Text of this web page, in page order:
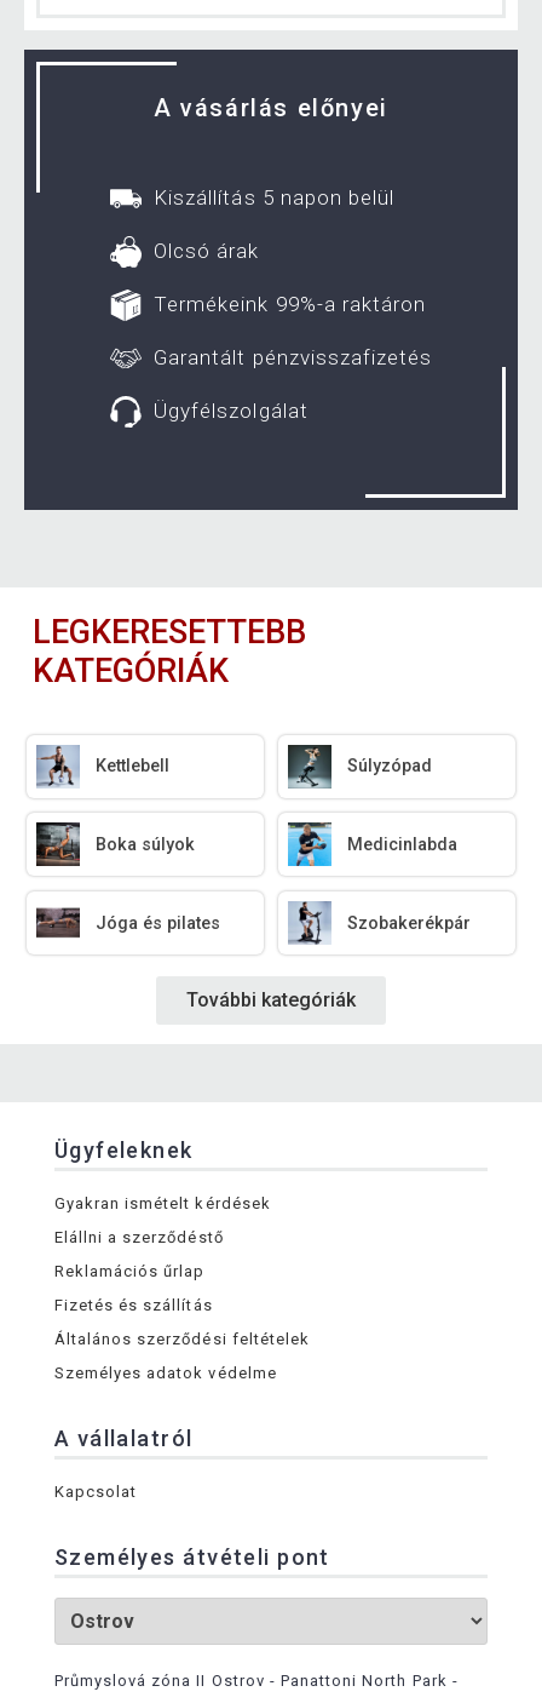
A vásárlás előnyei
Kiszállítás 5 napon belül
Olcsó árak
Termékeink 99%-a raktáron
Garantált pénzvisszafizetés
Ügyfélszolgálat
LEGKERESETTEBB
KATEGÓRIÁK
Kettlebell Súlyzópad
Boka súlyok Medicinlabda
Jóga és pilates Szobakerékpár
További kategóriák
Ügyfeleknek
Gyakran ismételt kérdések
Elállni a szerződéstő
Reklamációs űrlap
Fizetés és szállítás
Általános szerződési feltételek
Személyes adatok védelme
A vállalatról
Kapcsolat
Személyes átvételi pont
Průmyslová zóna II Ostrov - Panattoni North Park -